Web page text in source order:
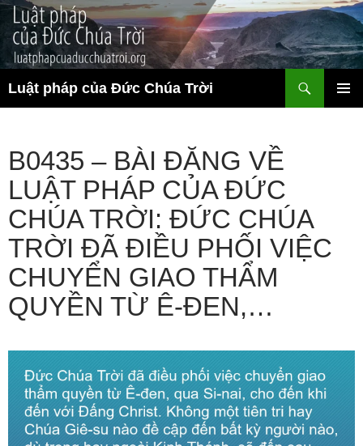
Chuyển
đến
nội
dung
Luật pháp của Đức Chúa Trời
kiếm
B0435 – BÀI ĐĂNG VỀ
LUẬT PHÁP CỦA ĐỨC
CHÚA TRỜI: ĐỨC CHÚA
TRỜI ĐÃ ĐIỀU PHỐI VIỆC
CHUYỂN GIAO THẨM
QUYỀN TỪ Ê-ĐEN,…